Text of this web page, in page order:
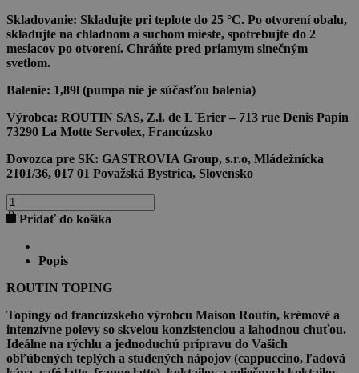
Skladovanie: Skladujte pri teplote do 25 °C. Po otvorení obalu,
skladujte na chladnom a suchom mieste, spotrebujte do 2
mesiacov po otvorení. Chráňte pred priamym slnečným
svetlom.
Balenie: 1,89l (pumpa nie je súčasťou balenia)
Výrobca: ROUTIN SAS, Z.l. de L´Erier – 713 rue Denis Papin
73290 La Motte Servolex, Francúzsko
Dovozca pre SK: GASTROVIA Group, s.r.o, Mládežnícka
2101/36, 017 01 Považská Bystrica, Slovensko
množstvo
WHITE
SAUCE
1,89l
Pridať do košíka
Popis
ROUTIN TOPING
Topingy od francúzskeho výrobcu Maison Routin, krémové a
intenzívne polevy so skvelou konzistenciou a lahodnou chuťou.
Ideálne na rýchlu a jednoduchú prípravu do Vašich
obľúbených teplých a studených nápojov (cappuccino, ľadová